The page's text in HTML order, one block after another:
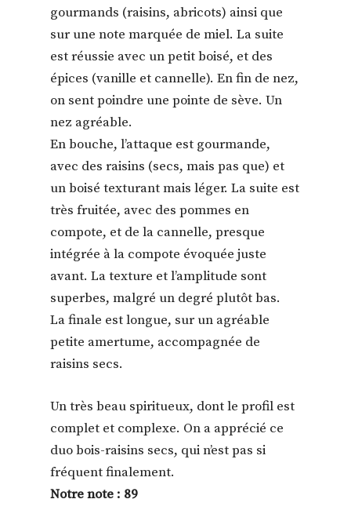
gourmands (raisins, abricots) ainsi que
sur une note marquée de miel. La suite
est réussie avec un petit boisé, et des
épices (vanille et cannelle). En fin de nez,
on sent poindre une pointe de sève. Un
nez agréable.
En bouche, l’attaque est gourmande,
avec des raisins (secs, mais pas que) et
un boisé texturant mais léger. La suite est
très fruitée, avec des pommes en
compote, et de la cannelle, presque
intégrée à la compote évoquée juste
avant. La texture et l’amplitude sont
superbes, malgré un degré plutôt bas.
La finale est longue, sur un agréable
petite amertume, accompagnée de
raisins secs.
Un très beau spiritueux, dont le profil est
complet et complexe. On a apprécié ce
duo bois-raisins secs, qui n’est pas si
fréquent finalement.
Notre note : 89